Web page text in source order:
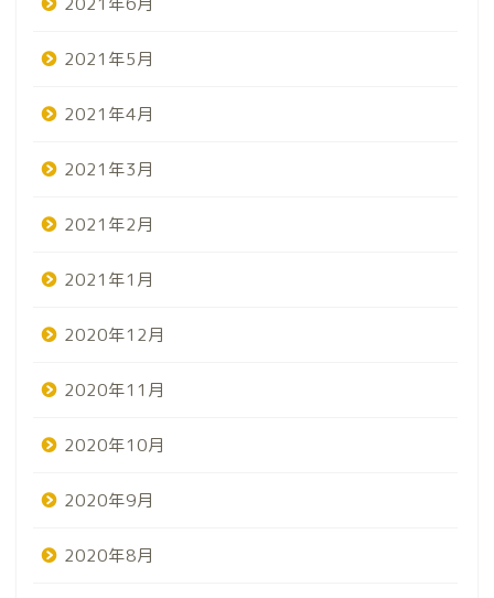
2021年5月
2021年4月
2021年3月
2021年2月
2021年1月
2020年12月
2020年11月
2020年10月
2020年9月
2020年8月